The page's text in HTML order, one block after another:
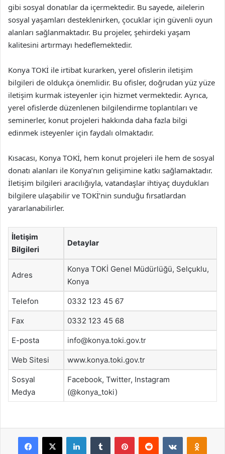
gibi sosyal donatılar da içermektedir. Bu sayede, ailelerin
sosyal yaşamları desteklenirken, çocuklar için güvenli oyun
alanları sağlanmaktadır. Bu projeler, şehirdeki yaşam
kalitesini artırmayı hedeflemektedir.
Konya TOKİ ile irtibat kurarken, yerel ofislerin iletişim
bilgileri de oldukça önemlidir. Bu ofisler, doğrudan yüz yüze
iletişim kurmak isteyenler için hizmet vermektedir. Ayrıca,
yerel ofislerde düzenlenen bilgilendirme toplantıları ve
seminerler, konut projeleri hakkında daha fazla bilgi
edinmek isteyenler için faydalı olmaktadır.
Kısacası, Konya TOKİ, hem konut projeleri ile hem de sosyal
donatı alanları ile Konya’nın gelişimine katkı sağlamaktadır.
İletişim bilgileri aracılığıyla, vatandaşlar ihtiyaç duydukları
bilgilere ulaşabilir ve TOKİ’nin sunduğu fırsatlardan
yararlanabilirler.
İletişim
Bilgileri
Detaylar
Adres
Konya TOKİ Genel Müdürlüğü, Selçuklu,
Konya
Telefon 0332 123 45 67
Fax 0332 123 45 68
E-posta info@konya.toki.gov.tr
Web Sitesi www.konya.toki.gov.tr
Sosyal
Medya
Facebook, Twitter, Instagram
(@konya_toki)
Facebook
X LinkedInTumblr PinterestReddit VKontakte